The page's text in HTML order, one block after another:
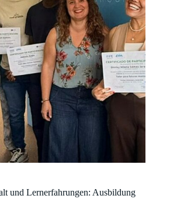
und Lernerfahrungen: Ausbildung